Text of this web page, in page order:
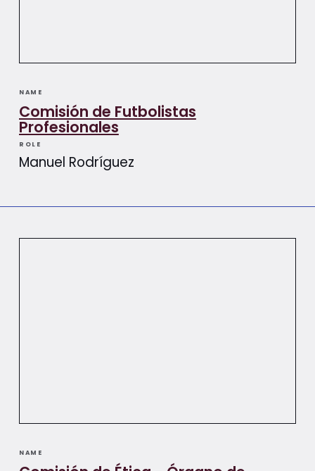
NAME
Comisión de Futbolistas
Profesionales
ROLE
Manuel Rodríguez
NAME